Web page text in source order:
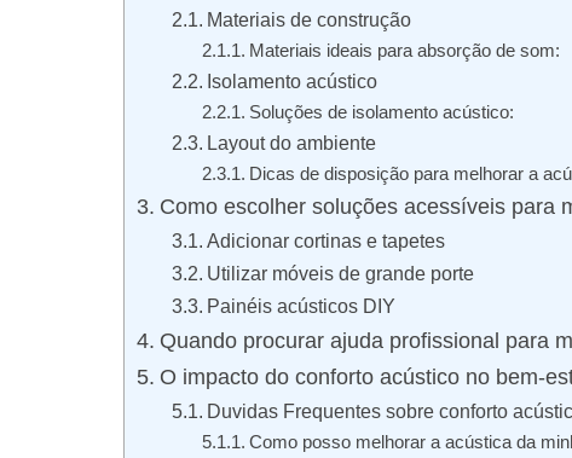
Materiais de construção
Materiais ideais para absorção de som:
Isolamento acústico
Soluções de isolamento acústico:
Layout do ambiente
Dicas de disposição para melhorar a
Como escolher soluções acessíveis para
Adicionar cortinas e tapetes
Utilizar móveis de grande porte
Painéis acústicos DIY
Quando procurar ajuda profissional para
O impacto do conforto acústico no bem-
Duvidas Frequentes sobre conforto
Como posso melhorar a acústica da